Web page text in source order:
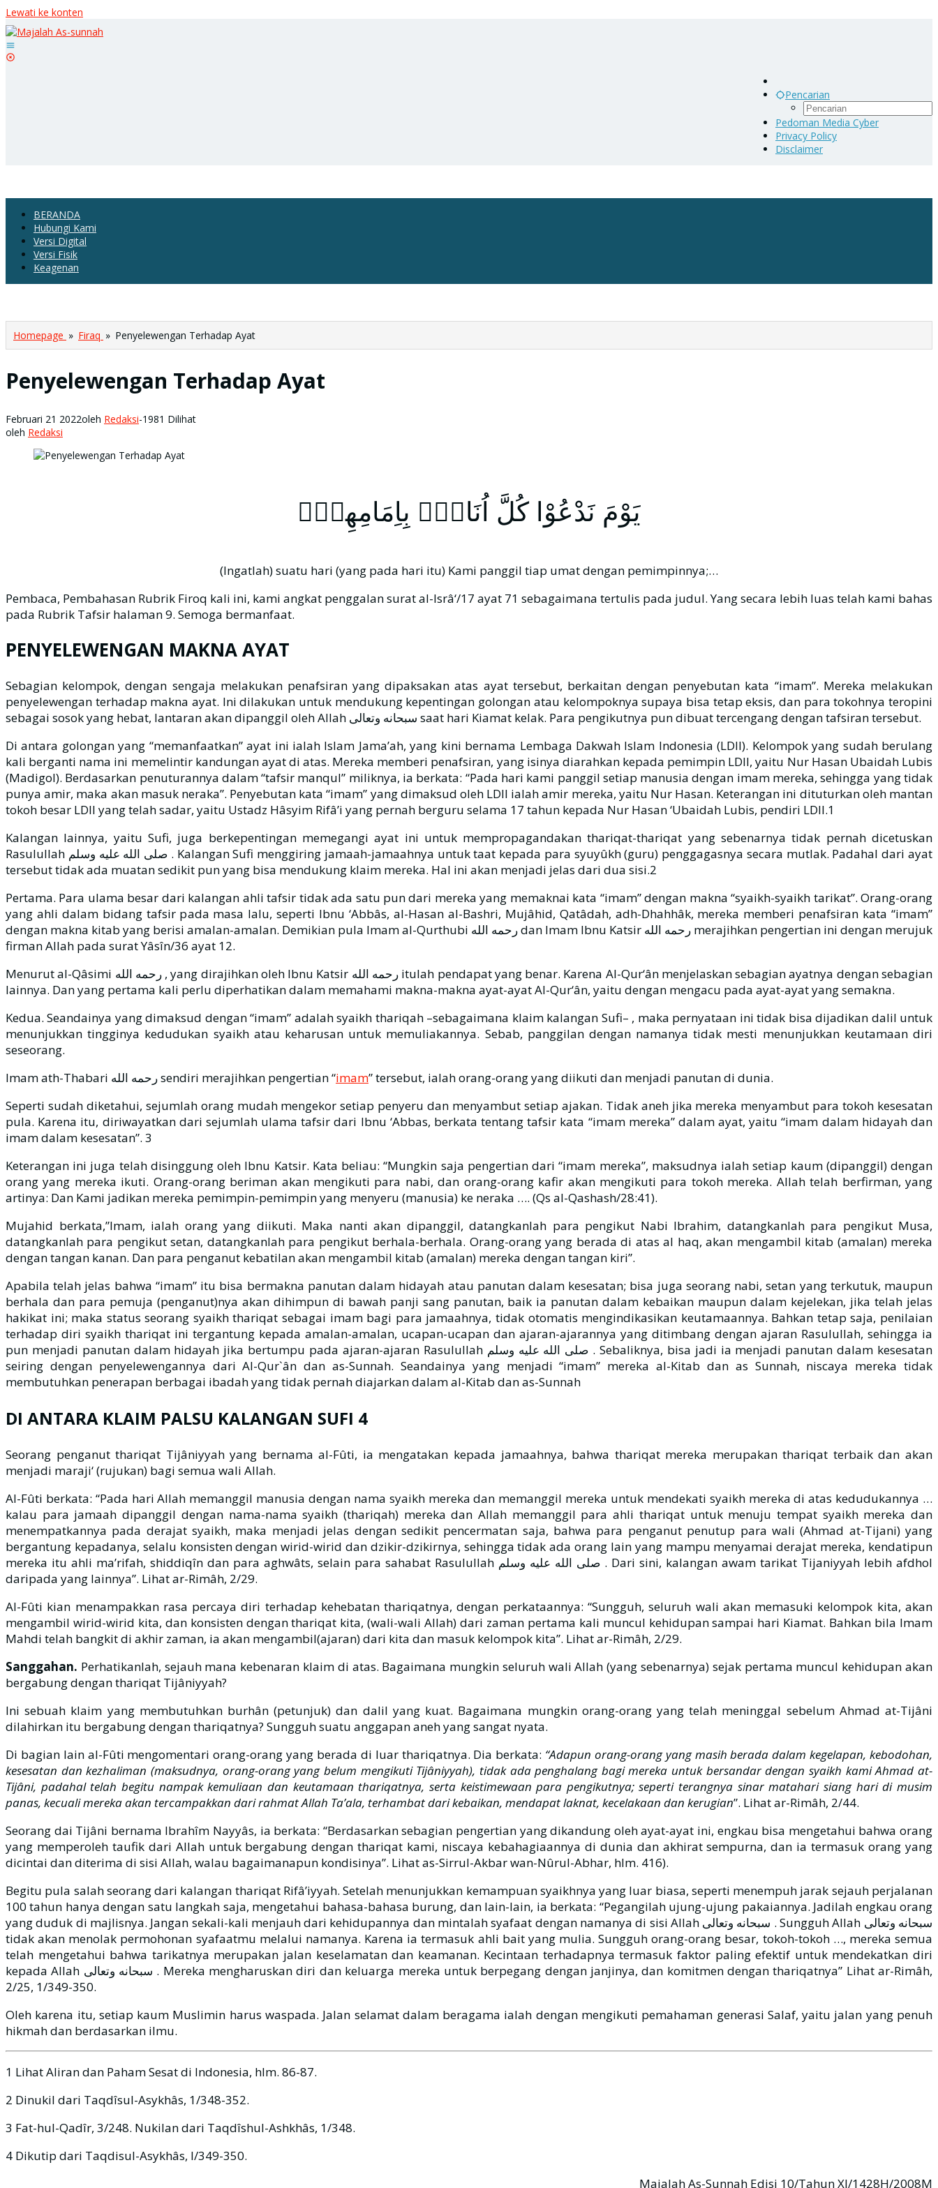
Lewati ke konten
Pencarian
Pedoman Media Cyber
Privacy Policy
Disclaimer
BERANDA
Hubungi Kami
Versi Digital
Versi Fisik
Keagenan
Homepage » Firaq » Penyelewengan Terhadap Ayat
Penyelewengan Terhadap Ayat
Februari 21 2022oleh Redaksi-1981 Dilihat
oleh Redaksi
يَوْمَ نَدْعُوْا كُلَّ اُنَاسٍۢ بِاِمَامِهِمْۚ
(Ingatlah) suatu hari (yang pada hari itu) Kami panggil tiap umat dengan pemimpinnya;…
Pembaca, Pembahasan Rubrik Firoq kali ini, kami angkat penggalan surat al-Isrâ‘/17 ayat 71 sebagaimana tertulis pada judul. Yang secara lebih luas telah kami bahas
pada Rubrik Tafsir halaman 9. Semoga bermanfaat.
PENYELEWENGAN MAKNA AYAT
Sebagian kelompok, dengan sengaja melakukan penafsiran yang dipaksakan atas ayat tersebut, berkaitan dengan penyebutan kata “imam”. Mereka melakukan
penyelewengan terhadap makna ayat. Ini dilakukan untuk mendukung kepentingan golongan atau kelompoknya supaya bisa tetap eksis, dan para tokohnya teropini
sebagai sosok yang hebat, lantaran akan dipanggil oleh Allah سبحانه وتعالى saat hari Kiamat kelak. Para pengikutnya pun dibuat tercengang dengan tafsiran tersebut.
Di antara golongan yang “memanfaatkan” ayat ini ialah Islam Jama’ah, yang kini bernama Lembaga Dakwah Islam Indonesia (LDII). Kelompok yang sudah berulang
kali berganti nama ini memelintir kandungan ayat di atas. Mereka memberi penafsiran, yang isinya diarahkan kepada pemimpin LDII, yaitu Nur Hasan Ubaidah Lubis
(Madigol). Berdasarkan penuturannya dalam “tafsir manqul” miliknya, ia berkata: “Pada hari kami panggil setiap manusia dengan imam mereka, sehingga yang tidak
punya amir, maka akan masuk neraka”. Penyebutan kata “imam” yang dimaksud oleh LDII ialah amir mereka, yaitu Nur Hasan. Keterangan ini dituturkan oleh mantan
tokoh besar LDII yang telah sadar, yaitu Ustadz Hâsyim Rifâ’i yang pernah berguru selama 17 tahun kepada Nur Hasan ‘Ubaidah Lubis, pendiri LDII.1
Kalangan lainnya, yaitu Sufi, juga berkepentingan memegangi ayat ini untuk mempropagandakan thariqat-thariqat yang sebenarnya tidak pernah dicetuskan
Rasulullah صلى الله عليه وسلم . Kalangan Sufi menggiring jamaah-jamaahnya untuk taat kepada para syuyûkh (guru) penggagasnya secara mutlak. Padahal dari ayat
tersebut tidak ada muatan sedikit pun yang bisa mendukung klaim mereka. Hal ini akan menjadi jelas dari dua sisi.2
Pertama. Para ulama besar dari kalangan ahli tafsir tidak ada satu pun dari mereka yang memaknai kata “imam” dengan makna “syaikh-syaikh tarikat”. Orang-orang
yang ahli dalam bidang tafsir pada masa lalu, seperti Ibnu ‘Abbâs, al-Hasan al-Bashri, Mujâhid, Qatâdah, adh-Dhahhâk, mereka memberi penafsiran kata “imam”
dengan makna kitab yang berisi amalan-amalan. Demikian pula Imam al-Qurthubi رحمه الله dan Imam Ibnu Katsir رحمه الله merajihkan pengertian ini dengan merujuk
firman Allah pada surat Yâsîn/36 ayat 12.
Menurut al-Qâsimi رحمه الله , yang dirajihkan oleh Ibnu Katsir رحمه الله itulah pendapat yang benar. Karena Al-Qur‘ân menjelaskan sebagian ayatnya dengan sebagian
lainnya. Dan yang pertama kali perlu diperhatikan dalam memahami makna-makna ayat-ayat Al-Qur‘ân, yaitu dengan mengacu pada ayat-ayat yang semakna.
Kedua. Seandainya yang dimaksud dengan “imam” adalah syaikh thariqah –sebagaimana klaim kalangan Sufi– , maka pernyataan ini tidak bisa dijadikan dalil untuk
menunjukkan tingginya kedudukan syaikh atau keharusan untuk memuliakannya. Sebab, panggilan dengan namanya tidak mesti menunjukkan keutamaan diri
seseorang.
Imam ath-Thabari رحمه الله sendiri merajihkan pengertian “imam” tersebut, ialah orang-orang yang diikuti dan menjadi panutan di dunia.
Seperti sudah diketahui, sejumlah orang mudah mengekor setiap penyeru dan menyambut setiap ajakan. Tidak aneh jika mereka menyambut para tokoh kesesatan
pula. Karena itu, diriwayatkan dari sejumlah ulama tafsir dari Ibnu ‘Abbas, berkata tentang tafsir kata “imam mereka” dalam ayat, yaitu “imam dalam hidayah dan
imam dalam kesesatan”. 3
Keterangan ini juga telah disinggung oleh Ibnu Katsir. Kata beliau: “Mungkin saja pengertian dari “imam mereka”, maksudnya ialah setiap kaum (dipanggil) dengan
orang yang mereka ikuti. Orang-orang beriman akan mengikuti para nabi, dan orang-orang kafir akan mengikuti para tokoh mereka. Allah telah berfirman, yang
artinya: Dan Kami jadikan mereka pemimpin-pemimpin yang menyeru (manusia) ke neraka …. (Qs al-Qashash/28:41).
Mujahid berkata,”Imam, ialah orang yang diikuti. Maka nanti akan dipanggil, datangkanlah para pengikut Nabi Ibrahim, datangkanlah para pengikut Musa,
datangkanlah para pengikut setan, datangkanlah para pengikut berhala-berhala. Orang-orang yang berada di atas al haq, akan mengambil kitab (amalan) mereka
dengan tangan kanan. Dan para penganut kebatilan akan mengambil kitab (amalan) mereka dengan tangan kiri”.
Apabila telah jelas bahwa “imam” itu bisa bermakna panutan dalam hidayah atau panutan dalam kesesatan; bisa juga seorang nabi, setan yang terkutuk, maupun
berhala dan para pemuja (penganut)nya akan dihimpun di bawah panji sang panutan, baik ia panutan dalam kebaikan maupun dalam kejelekan, jika telah jelas
hakikat ini; maka status seorang syaikh thariqat sebagai imam bagi para jamaahnya, tidak otomatis mengindikasikan keutamaannya. Bahkan tetap saja, penilaian
terhadap diri syaikh thariqat ini tergantung kepada amalan-amalan, ucapan-ucapan dan ajaran-ajarannya yang ditimbang dengan ajaran Rasulullah, sehingga ia
pun menjadi panutan dalam hidayah jika bertumpu pada ajaran-ajaran Rasulullah صلى الله عليه وسلم . Sebaliknya, bisa jadi ia menjadi panutan dalam kesesatan
seiring dengan penyelewengannya dari Al-Qur`ân dan as-Sunnah. Seandainya yang menjadi “imam” mereka al-Kitab dan as Sunnah, niscaya mereka tidak
membutuhkan penerapan berbagai ibadah yang tidak pernah diajarkan dalam al-Kitab dan as-Sunnah
DI ANTARA KLAIM PALSU KALANGAN SUFI 4
Seorang penganut thariqat Tijâniyyah yang bernama al-Fûti, ia mengatakan kepada jamaahnya, bahwa thariqat mereka merupakan thariqat terbaik dan akan
menjadi maraji‘ (rujukan) bagi semua wali Allah.
Al-Fûti berkata: “Pada hari Allah memanggil manusia dengan nama syaikh mereka dan memanggil mereka untuk mendekati syaikh mereka di atas kedudukannya …
kalau para jamaah dipanggil dengan nama-nama syaikh (thariqah) mereka dan Allah memanggil para ahli thariqat untuk menuju tempat syaikh mereka dan
menempatkannya pada derajat syaikh, maka menjadi jelas dengan sedikit pencermatan saja, bahwa para penganut penutup para wali (Ahmad at-Tijani) yang
bergantung kepadanya, selalu konsisten dengan wirid-wirid dan dzikir-dzikirnya, sehingga tidak ada orang lain yang mampu menyamai derajat mereka, kendatipun
mereka itu ahli ma’rifah, shiddiqîn dan para aghwâts, selain para sahabat Rasulullah صلى الله عليه وسلم . Dari sini, kalangan awam tarikat Tijaniyyah lebih afdhol
daripada yang lainnya”. Lihat ar-Rimâh, 2/29.
Al-Fûti kian menampakkan rasa percaya diri terhadap kehebatan thariqatnya, dengan perkataannya: “Sungguh, seluruh wali akan memasuki kelompok kita, akan
mengambil wirid-wirid kita, dan konsisten dengan thariqat kita, (wali-wali Allah) dari zaman pertama kali muncul kehidupan sampai hari Kiamat. Bahkan bila Imam
Mahdi telah bangkit di akhir zaman, ia akan mengambil(ajaran) dari kita dan masuk kelompok kita”. Lihat ar-Rimâh, 2/29.
Sanggahan. Perhatikanlah, sejauh mana kebenaran klaim di atas. Bagaimana mungkin seluruh wali Allah (yang sebenarnya) sejak pertama muncul kehidupan akan
bergabung dengan thariqat Tijâniyyah?
Ini sebuah klaim yang membutuhkan burhân (petunjuk) dan dalil yang kuat. Bagaimana mungkin orang-orang yang telah meninggal sebelum Ahmad at-Tijâni
dilahirkan itu bergabung dengan thariqatnya? Sungguh suatu anggapan aneh yang sangat nyata.
Di bagian lain al-Fûti mengomentari orang-orang yang berada di luar thariqatnya. Dia berkata: “Adapun orang-orang yang masih berada dalam kegelapan, kebodohan,
kesesatan dan kezhaliman (maksudnya, orang-orang yang belum mengikuti Tijâniyyah), tidak ada penghalang bagi mereka untuk bersandar dengan syaikh kami Ahmad at-
Tijâni, padahal telah begitu nampak kemuliaan dan keutamaan thariqatnya, serta keistimewaan para pengikutnya; seperti terangnya sinar matahari siang hari di musim
panas, kecuali mereka akan tercampakkan dari rahmat Allah Ta’ala, terhambat dari kebaikan, mendapat laknat, kecelakaan dan kerugian”. Lihat ar-Rimâh, 2/44.
Seorang dai Tijâni bernama Ibrahîm Nayyâs, ia berkata: “Berdasarkan sebagian pengertian yang dikandung oleh ayat-ayat ini, engkau bisa mengetahui bahwa orang
yang memperoleh taufik dari Allah untuk bergabung dengan thariqat kami, niscaya kebahagiaannya di dunia dan akhirat sempurna, dan ia termasuk orang yang
dicintai dan diterima di sisi Allah, walau bagaimanapun kondisinya”. Lihat as-Sirrul-Akbar wan-Nûrul-Abhar, hlm. 416).
Begitu pula salah seorang dari kalangan thariqat Rifâ’iyyah. Setelah menunjukkan kemampuan syaikhnya yang luar biasa, seperti menempuh jarak sejauh perjalanan
100 tahun hanya dengan satu langkah saja, mengetahui bahasa-bahasa burung, dan lain-lain, ia berkata: “Pegangilah ujung-ujung pakaiannya. Jadilah engkau orang
yang duduk di majlisnya. Jangan sekali-kali menjauh dari kehidupannya dan mintalah syafaat dengan namanya di sisi Allah سبحانه وتعالى . Sungguh Allah سبحانه وتعالى
tidak akan menolak permohonan syafaatmu melalui namanya. Karena ia termasuk ahli bait yang mulia. Sungguh orang-orang besar, tokoh-tokoh …, mereka semua
telah mengetahui bahwa tarikatnya merupakan jalan keselamatan dan keamanan. Kecintaan terhadapnya termasuk faktor paling efektif untuk mendekatkan diri
kepada Allah سبحانه وتعالى . Mereka mengharuskan diri dan keluarga mereka untuk berpegang dengan janjinya, dan komitmen dengan thariqatnya” Lihat ar-Rimâh,
2/25, 1/349-350.
Oleh karena itu, setiap kaum Muslimin harus waspada. Jalan selamat dalam beragama ialah dengan mengikuti pemahaman generasi Salaf, yaitu jalan yang penuh
hikmah dan berdasarkan ilmu.
1 Lihat Aliran dan Paham Sesat di Indonesia, hlm. 86-87.
2 Dinukil dari Taqdîsul-Asykhâs, 1/348-352.
3 Fat-hul-Qadîr, 3/248. Nukilan dari Taqdîshul-Ashkhâs, 1/348.
4 Dikutip dari Taqdisul-Asykhâs, I/349-350.
Majalah As-Sunnah Edisi 10/Tahun XI/1428H/2008M